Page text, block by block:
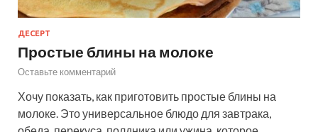
ДЕСЕРТ
Простые блины на молоке
Оставьте комментарий
Хочу показать, как приготовить простые блины на
молоке. Это универсальное блюдо для завтрака,